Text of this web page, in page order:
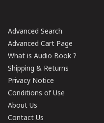
Advanced Search
Advanced Cart Page
What is Audio Book ?
Shipping & Returns
Privacy Notice
Conditions of Use
About Us
Contact Us